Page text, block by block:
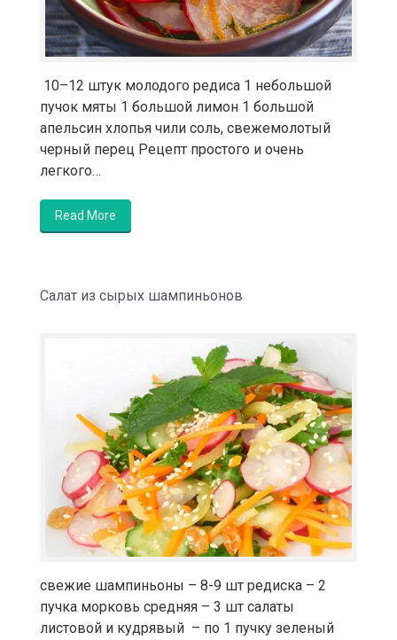
10–12 штук молодого редиса 1 небольшой
пучок мяты 1 большой лимон 1 большой
апельсин хлопья чили соль, свежемолотый
черный перец Рецепт простого и очень
легкого…
Read More
Салат из сырых шампиньонов
свежие шампиньоны – 8-9 шт редиска – 2
пучка морковь средняя – 3 шт салаты
листовой и кудрявый – по 1 пучку зеленый